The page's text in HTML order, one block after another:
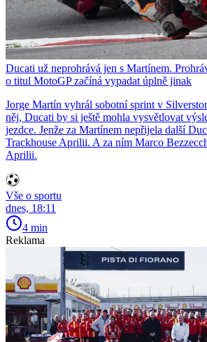
Ducati už neprohrává jen s Martínem.
o titul MotoGP začíná vypadat úplně jinak
Jorge Martín vyhrál sobotní sprint v
něj, Ducati by si ještě mohla vysvětlovat
jezdce. Jenže za Martínem nepřijela další
Trackhouse Aprilii. A za ním Marco
Aprilii.
Vše o sportu
dnes, 18:11
4 min
Reklama